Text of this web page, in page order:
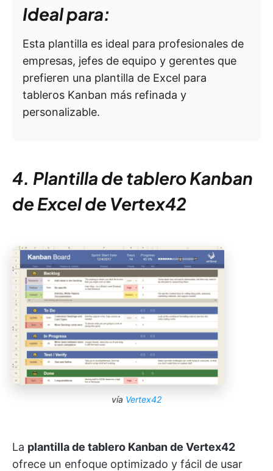
Ideal para:
Esta plantilla es ideal para profesionales de
empresas, jefes de equipo y gerentes que
prefieren una plantilla de Excel para
tableros Kanban más refinada y
personalizable.
4. Plantilla de tablero Kanban
de Excel de Vertex42
vía Vertex42
La plantilla de tablero Kanban de Vertex42
ofrece un enfoque optimizado y fácil de usar